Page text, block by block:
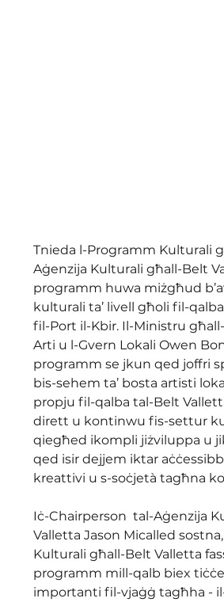
Tnieda l-Programm Kulturali
Aġenzija Kulturali għall-Belt
programm huwa miżgħud
kulturali ta’ livell għoli fil-
fil-Port il-Kbir. Il-Ministru
Arti u l-Gvern Lokali Owen
programm se jkun qed joffri
bis-sehem ta’ bosta artisti
propju fil-qalba tal-Belt
dirett u kontinwu fis-settur
qiegħed ikompli jiżviluppa u
qed isir dejjem iktar
kreattivi u s-soċjetà tagħna
Iċ-Chairperson  tal-Aġenzija
Valletta Jason Micalled
Kulturali għall-Belt Valletta
programm mill-qalb biex
importanti fil-vjaġġ tagħha -